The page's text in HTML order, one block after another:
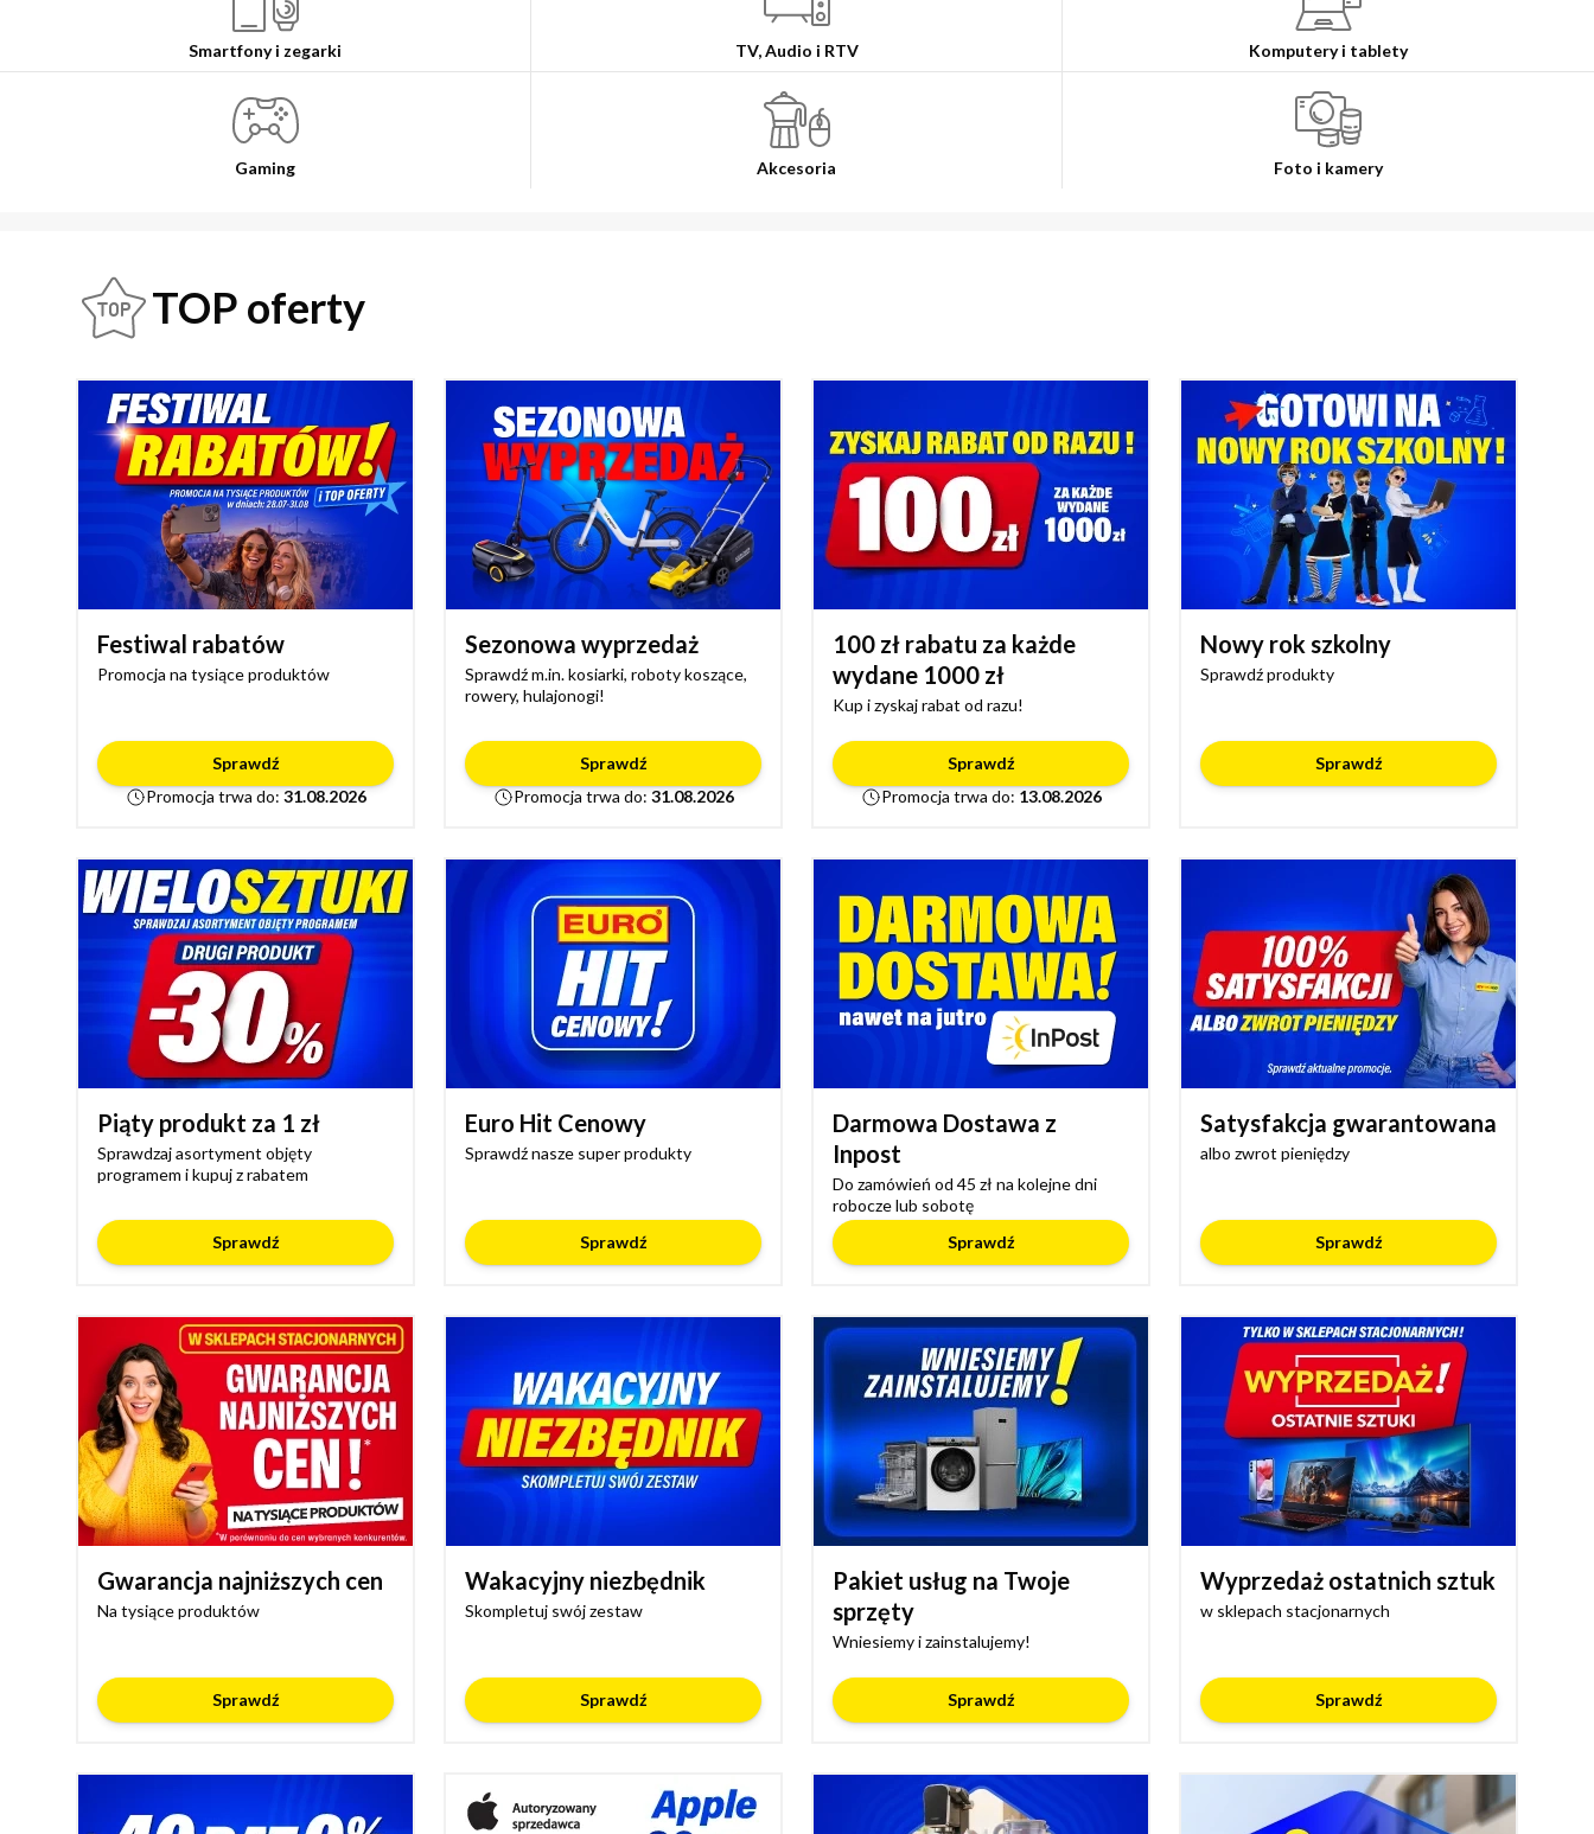
Smartfony i zegarki TV, Audio i RTV Komputery i tablety
Gaming Akcesoria Foto i kamery
TOP oferty
Festiwal rabatów
Promocja na tysiące produktów
Sprawdź
Promocja trwa do: 31.08.2026
Sezonowa wyprzedaż
Sprawdź m.in. kosiarki, roboty koszące,
rowery, hulajonogi!
Sprawdź
Promocja trwa do: 31.08.2026
100 zł rabatu za każde
wydane 1000 zł
Kup i zyskaj rabat od razu!
Sprawdź
Promocja trwa do: 13.08.2026
Nowy rok szkolny
Sprawdź produkty
Sprawdź
Piąty produkt za 1 zł
Sprawdzaj asortyment objęty
programem i kupuj z rabatem
Sprawdź
Euro Hit Cenowy
Sprawdź nasze super produkty
Sprawdź
Darmowa Dostawa z
Inpost
Do zamówień od 45 zł na kolejne dni
robocze lub sobotę
Sprawdź
Satysfakcja gwarantowana
albo zwrot pieniędzy
Sprawdź
Gwarancja najniższych cen
Na tysiące produktów
Sprawdź
Wakacyjny niezbędnik
Skompletuj swój zestaw
Sprawdź
Pakiet usług na Twoje
sprzęty
Wniesiemy i zainstalujemy!
Sprawdź
Wyprzedaż ostatnich sztuk
w sklepach stacjonarnych
Sprawdź